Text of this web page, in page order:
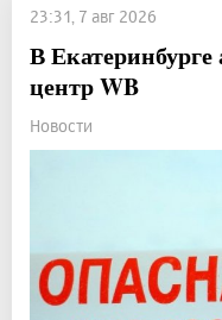
23:31, 7 авг 2026
В Екатеринбурге
центр WB
Новости